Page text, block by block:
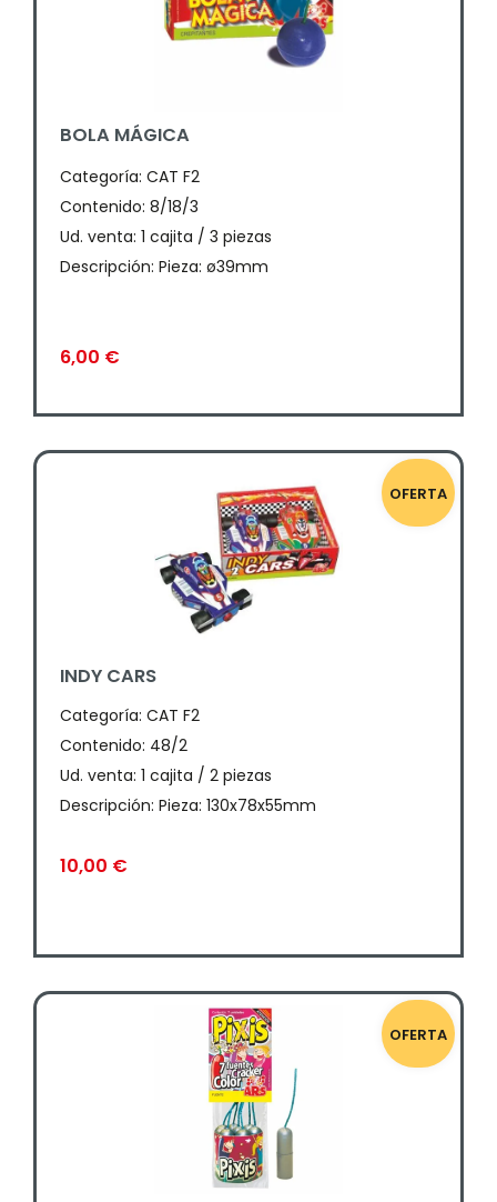
BOLA MÁGICA
Categoría: CAT F2
Contenido: 8/18/3
Ud. venta: 1 cajita / 3 piezas
Descripción: Pieza: ø39mm
6,00 €
OFERTA
INDY CARS
Categoría: CAT F2
Contenido: 48/2
Ud. venta: 1 cajita / 2 piezas
Descripción: Pieza: 130x78x55mm
10,00 €
OFERTA